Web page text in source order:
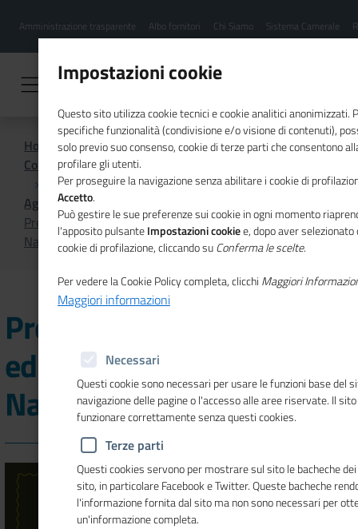
contenuto
Menu
hamburgher
Amministrazione trasparente Albo fornitori Chi Siamo Sistema Camerale
Home
Comunicazione istituzionale per il sistema camerale
Agenda
Presentazione della XXXIII edizione del Concorso
Nazionale Ercole Olivario
Presentazione della XXXIII
edizione del Concorso
Nazionale Ercole Olivario
Impostazioni cookie
Questo sito utilizza cookie tecnici e cookie analitici anonimizzati.
specifiche funzionalità (condivisione e/o visione di contenuti),
solo previo suo consenso, cookie di terze parti che consentono
profilare gli utenti.
Per proseguire la navigazione senza abilitare i cookie di
Accetto.
Può gestire le sue preferenze sui cookie in ogni momento
l'apposito pulsanteImpostazioni cookiee, dopo aver
cookie di profilazione, cliccando suConferma le scelte.
Per vedere la Cookie Policy completa, clicchi Maggiori
Maggiori informazioni
Necessari
Questi cookie sono necessari per usare le funzioni base del
navigazione delle pagine o l'accesso alle aree riservate. Il
funzionare correttamente senza questi cookies.
Terze parti
Questi cookies servono per mostrare sul sito le bacheche
sito, in particolare Facebook e Twitter. Queste bacheche
l'informazione fornita dal sito ma non sono necessari per
un'informazione completa.